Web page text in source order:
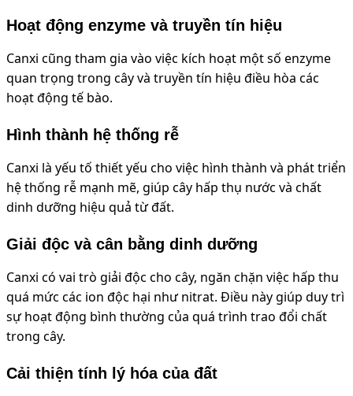
Hoạt động enzyme và truyền tín hiệu
Canxi cũng tham gia vào việc kích hoạt một số enzyme
quan trọng trong cây và truyền tín hiệu điều hòa các
hoạt động tế bào.
Hình thành hệ thống rễ
Canxi là yếu tố thiết yếu cho việc hình thành và phát triển
hệ thống rễ mạnh mẽ, giúp cây hấp thụ nước và chất
dinh dưỡng hiệu quả từ đất.
Giải độc và cân bằng dinh dưỡng
Canxi có vai trò giải độc cho cây, ngăn chặn việc hấp thu
quá mức các ion độc hại như nitrat. Điều này giúp duy trì
sự hoạt động bình thường của quá trình trao đổi chất
trong cây.
Cải thiện tính lý hóa của đất